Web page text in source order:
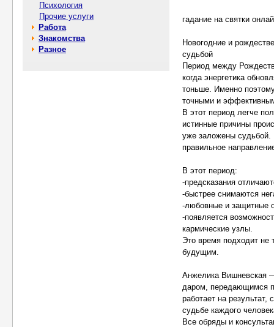
Психология
Прочие услуги
Работа
Знакомства
Разное
гадание на святки
Новогодние и
судьбой
Период между
когда энергетика
тоньше. Именно
точными и
В этот период легче
истинные причины
уже заложены судьбой.
правильное
В этот период:
-предсказания
-быстрее снимаются
-любовные и защитные
-появляется
кармические узлы.
Это время подходит не
будущим.
Анжелика Вишневская
даром, передающимся
работает на
судьбе каждого
Все обряды и